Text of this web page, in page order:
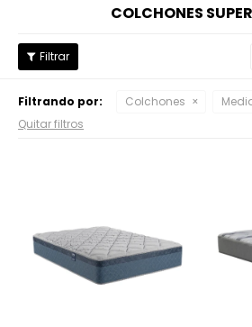
COLCHONES
Filtrando por: Colchones
Quitar filtros